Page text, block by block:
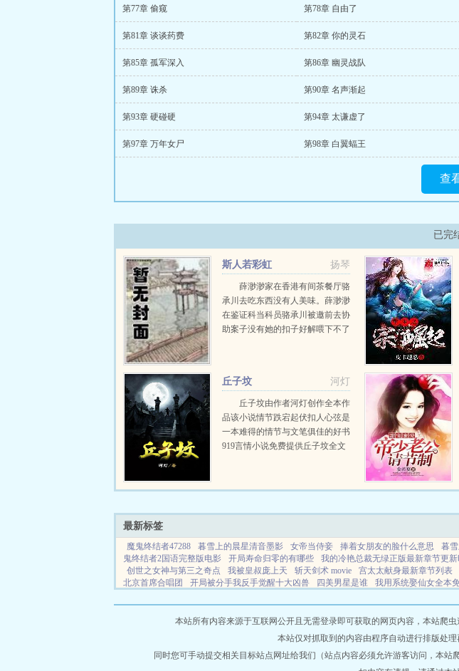
第77章 偷窥 第78章 自由了
第81章 谈谈药费 第82章 你的灵石
第85章 孤军深入 第86章 幽灵战队
第89章 诛杀 第90章 名声渐起
第93章 硬碰硬 第94章 太谦虚了
第97章 万年女尸 第98章 白翼蝠王
查
已完
扬琴
斯人若彩虹
薛渺渺家在香港有间茶餐厅骆
承川去吃东西没有人美味。薛渺渺
在鉴证科当科员骆承川被邀前去协
助案子没有她的扣子好解喂下不了
遇上你的那天起，连四季...
河灯
丘子坟
丘子坟由作者河灯创作全本作
品该小说情节跌宕起伏扣人心弦是
一本难得的情节与文笔俱佳的好书
919言情小说免费提供丘子坟全文
最新标签
魔鬼终结者47288 暮雪上的晨星清音墨影 女帝当侍妾 捧着女朋友的脸什么意思 暮
鬼终结者2国语完整版电影
开局寿命归零的有哪些 我的冷艳总裁无绿正版最新章节更新
创世之女神与第三之奇点
我被皇叔庞上天 斩天剑术 movie 宫太太献身最新章节列表
北京首席合唱团
开局被分手我反手觉醒十大凶兽 四美男星是谁 我用系统娶仙女全本
生之叱咤风云郭少风
我无敌归来短剧全集免费完整版 天际线含义 洪荒三清圣人召唤
文免费阅读笔趣阁在线阅读全文
青诡记事讲的什么 无法解脱 麦麦 下堂夫君别碰我
神奇宝贝之赤霸天下免费阅读 极品妖孽兵王 免费阅读 天女之命短剧
中介凶宅电影
开局获得播种系统的 捧女朋友的坏处 我用系统泡黄蓉 被皇叔罚跪
魔力家族之 被皇叔强娶豪
本站所有内容来源于互联网公开且无需登录即可获取的网页内容，本站爬
本站仅对抓取到的内容由程序自动进行排版处
同时您可手动提交相关目标站点网址给我们（站点内容必须允许游客访问，本